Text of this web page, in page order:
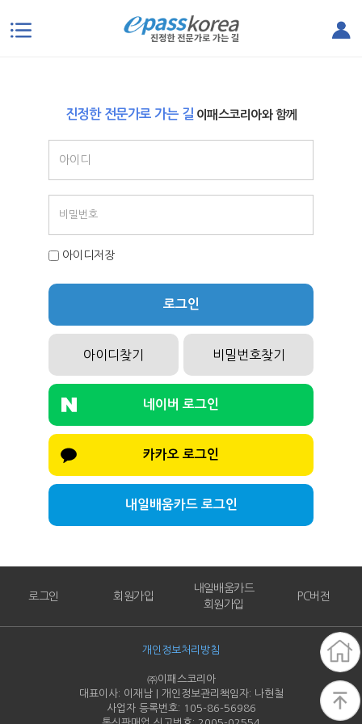
진정한 전문가로 가는 길 이패스코리아와 함께
아이디저장
로그인
아이디찾기 비밀번호찾기
네이버 로그인
카카오 로그인
내일배움카드 로그인
로그인 회원가입
내일배움카드
회원가입
PC버전
개인정보처리방침
㈜이패스코리아
대표이사: 이재남 | 개인정보관리책임자: 나현철
사업자 등록번호: 105-86-56986